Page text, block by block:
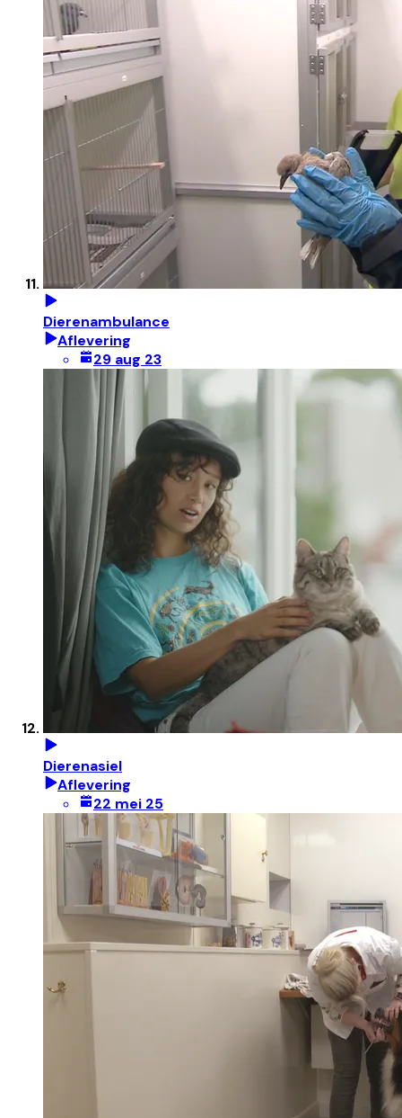
Dierenambulance
Aflevering
29 aug 23
Dierenasiel
Aflevering
22 mei 25